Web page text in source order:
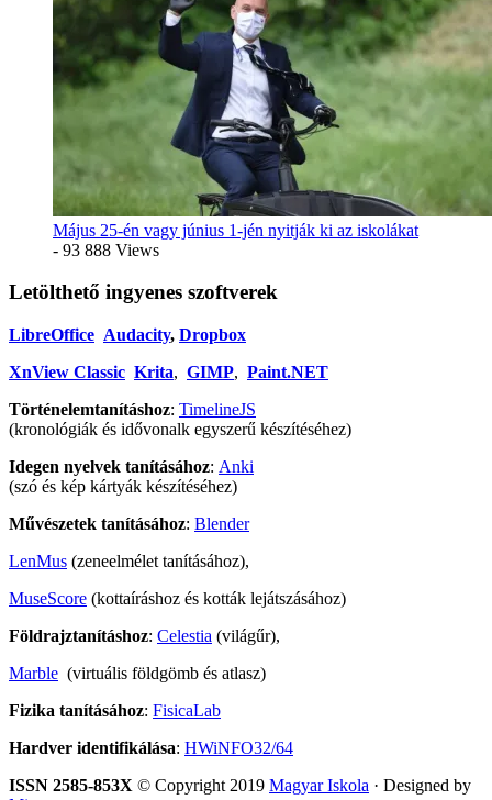
Május 25-én vagy június 1-jén nyitják ki az iskolákat
- 93 888 Views
Letölthető ingyenes szoftverek
LibreOffice Audacity, Dropbox
XnView Classic Krita, GIMP, Paint.NET
Történelemtanításhoz: TimelineJS
(kronológiák és idővonalk egyszerű készítéséhez)
Idegen nyelvek tanításához: Anki
(szó és kép kártyák készítéséhez)
Művészetek tanításához: Blender
LenMus (zeneelmélet tanításához),
MuseScore (kottaíráshoz és kották lejátszásához)
Földrajztanításhoz: Celestia (világűr),
Marble (virtuális földgömb és atlasz)
Fizika tanításához: FisicaLab
Hardver identifikálása: HWiNFO32/64
ISSN 2585-853X © Copyright 2019 Magyar Iskola · Designed by